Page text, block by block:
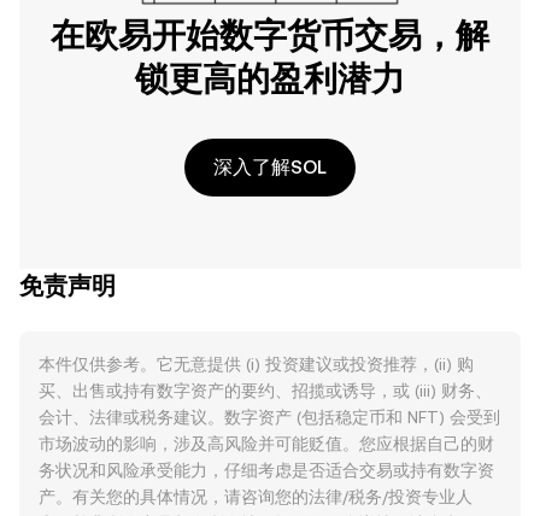
在欧易开始数字货币交易，解
锁更高的盈利潜力
深入了解SOL
免责声明
本件仅供参考。它无意提供 (i) 投资建议或投资推荐，(ii) 购
买、出售或持有数字资产的要约、招揽或诱导，或 (iii) 财务、
会计、法律或税务建议。数字资产 (包括稳定币和 NFT) 会受到
市场波动的影响，涉及高风险并可能贬值。您应根据自己的财
务状况和风险承受能力，仔细考虑是否适合交易或持有数字资
产。有关您的具体情况，请咨询您的法律/税务/投资专业人